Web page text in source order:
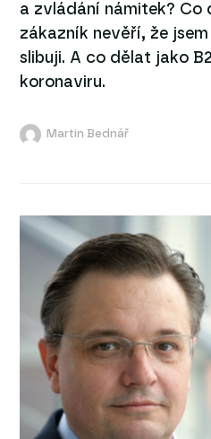
a zvládání námitek? Co
zákazník nevěří, že
slibuji. A co dělat jako
koronaviru.
Martin Bednář